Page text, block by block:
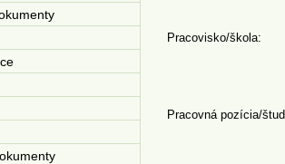
Pracovisko/škola:
Pracovná pozícia/